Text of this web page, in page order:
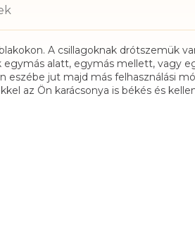
A csillagoknak drótszemük
alatt, egymás mellett, vagy
jut majd más felhasználási
az Ön karácsonya is békés és